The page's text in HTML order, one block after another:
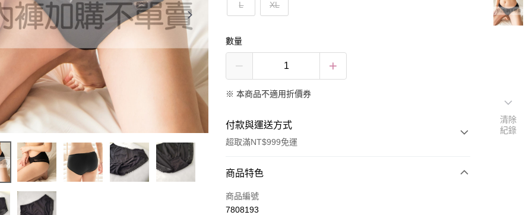
L XL
數量
※ 本商品不適用折價券
付款與運送方式
超取滿NT$999免運
付款方式
信用卡一次付款
商品特色
商品編號
7808193
清除
紀錄